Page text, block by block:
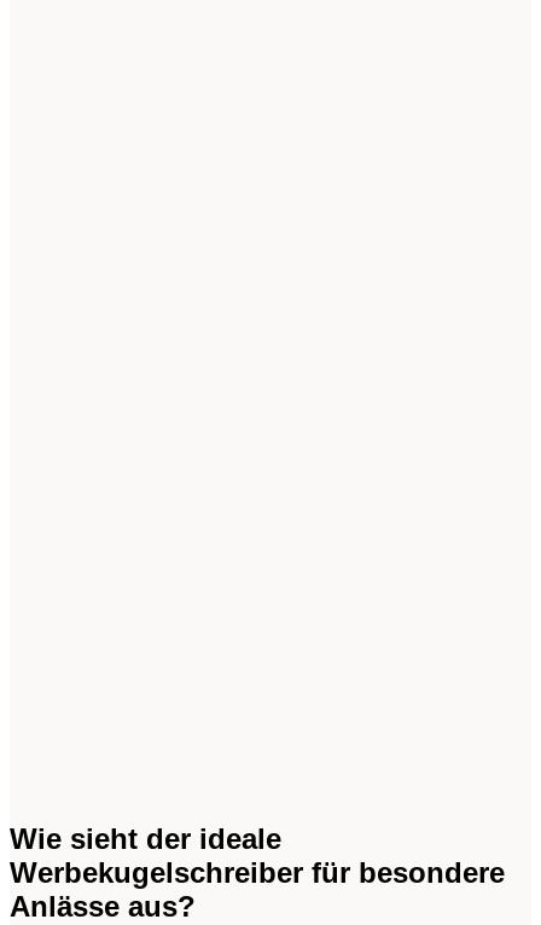
Wie sieht der ideale
Werbekugelschreiber für besondere
Anlässe aus?